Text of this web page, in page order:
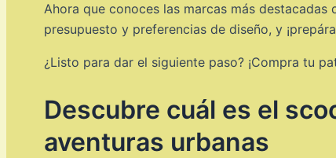
Ahora que conoces las marcas más
presupuesto y preferencias de diseño, y
¿Listo para dar el siguiente paso? ¡Compra tu
Descubre cuál es el
aventuras urbanas